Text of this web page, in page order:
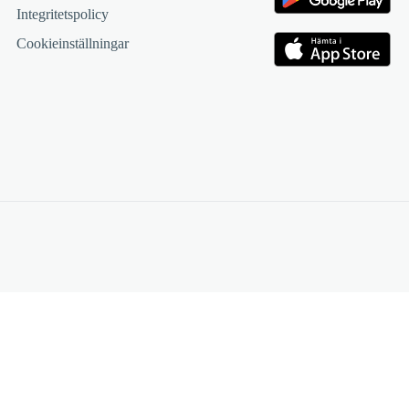
Integritetspolicy
Cookieinställningar